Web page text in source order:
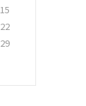
15
22
29